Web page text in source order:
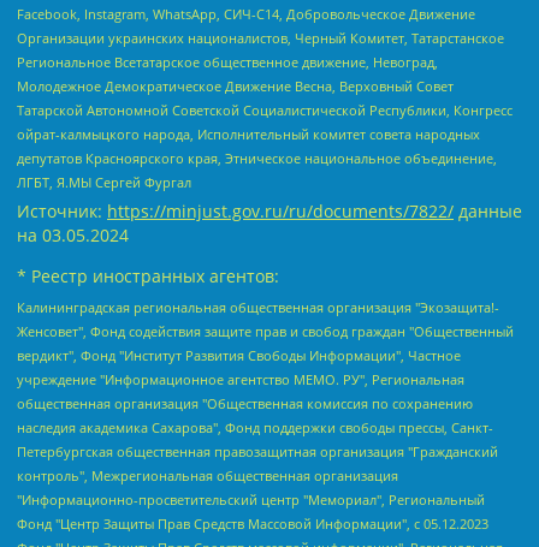
Facebook, Instagram, WhatsApp, СИЧ-С14, Добровольческое Движение
Организации украинских националистов, Черный Комитет, Татарстанское
Региональное Всетатарское общественное движение, Невоград,
Молодежное Демократическое Движение Весна, Верховный Совет
Татарской Автономной Советской Социалистической Республики, Конгресс
ойрат-калмыцкого народа, Исполнительный комитет совета народных
депутатов Красноярского края, Этническое национальное объединение,
ЛГБТ, Я.МЫ Сергей Фургал
Источник: https://minjust.gov.ru/ru/documents/7822/ данные
на 03.05.2024
* Реестр иностранных агентов:
Калининградская региональная общественная организация "Экозащита!-Женсовет", Фонд содействия защите прав и свобод граждан "Общественный вердикт", Фонд "Институт Развития Свободы Информации", Частное учреждение "Информационное агентство МЕМО. РУ", Региональная общественная организация "Общественная комиссия по сохранению наследия академика Сахарова", Фонд поддержки свободы прессы, Санкт-Петербургская общественная правозащитная организация "Гражданский контроль", Межрегиональная общественная организация "Информационно-просветительский центр "Мемориал", Региональный Фонд "Центр Защиты Прав Средств Массовой Информации", с 05.12.2023 Фонд "Центр Защиты Прав Средств массовой информации", Региональная общественная благотворительная организация помощи беженцам и мигрантам "Гражданское содействие", Негосударственное образовательное учреждение дополнительного профессионального образования (повышение квалификации) специалистов "АКАДЕМИЯ ПО ПРАВАМ ЧЕЛОВЕКА", Свердловская региональная общественная организация "Сутяжник", Автономная некоммерческая организация "Центр независимых социологических исследований", Союз общественных объединений "Российский исследовательский центр по правам человека", Региональное общественное учреждение научно-информационный центр "МЕМОРИАЛ", Некоммерческая организация "Фонд защиты гласности", Автономная некоммерческая организация "Институт прав человека", Городская общественная организация "Екатеринбургское общество "МЕМОРИАЛ", Городская общественная организация "Рязанское историко-просветительское и правозащитное общество "Мемориал" (Рязанский Мемориал), Челябинский региональный орган общественной самодеятельности – женское общественное объединение "Женщины Евразии", Челябинский региональный орган общественной самодеятельности "Уральская правозащитная группа", Фонд содействия защите здоровья и социальной справедливости имени Андрея Рылькова, Автономная Некоммерческая Организация "Аналитический Центр Юрия Левады", Автономная некоммерческая организация социальной поддержки населения "Проект Апрель", Региональная общественная организация помощи женщинам и детям, находящимся в кризисной ситуации "Информационно-методический центр "Анна", Фонд содействия развитию массовых коммуникаций и правовому просвещению "Так-так-Так", Фонд содействия устойчивому развитию "Серебряная тайга", Свердловский региональный общественный фонд социальных проектов "Новое время", "Idel.Реалии", Кавказ.Реалии, Крым.Реалии, Телеканал Настоящее Время, Татаро-башкирская служба Радио Свобода (Azatliq Radiosi), Радио Свободная Европа/Радио Свобода (PCE/PC), "Сибирь.Реалии", "Фактограф", Благотворительный фонд помощи осужденным и их семьям, Автономная некоммерческая организация "Институт глобализации и социальных движений", Фонд "В защиту прав заключенных", Частное учреждение "Центр поддержки и содействия развитию средств массовой информации", Пензенский региональный общественный благотворительный фонд "Гражданский союз", "Север.Реалии", Некоммерческая организация Фонд "Правовая инициатива", Общество с ограниченной ответственностью "Радио Свободная Европа/Радио Свобода", Чешское информационное агентство "MEDIUM-ORIENT", Красноярская региональная общественная организация "Мы против СПИДа", Камалягин Денис Николаевич, Маркелов Сергей Евгеньевич, Пономарев Лев Александрович, Савицкая Людмила Алексеевна, Автономная некоммерческая организация "Центр по работе с проблемой насилия "НАСИЛИЮ.НЕТ", Межрегиональный профессиональный союз работников здравоохранения "Альянс врачей", Юридическое лицо, зарегистрированное в Латвийской Республике, SIA "Medusa Project" (регистрационный номер 40103797863, дата регистрации 10.06.2014), Некоммерческая организация "Фонд по борьбе с коррупцией", Автономная некоммерческая организация "Институт права и публичной политики", Баданин Роман Сергеевич, Гликин Максим Александрович, Железнова Мария Михайловна, Лукьянова Юлия Сергеевна, Маетная Елизавета Витальевна, Маняхин Петр Борисович, Чуракова Ольга Владимировна, Ярош Юлия Петровна, Юридическое лицо "The Insider SIA", зарегистрированное в Риге, Латвийская Республика (дата регистрации 26.06.2015), являющееся администратором доменного имени интернет-издания "The Insider SIA", https://theins.ru, Постернак Алексей Евгеньевич, Рубин Михаил Аркадьевич, Анин Роман Александрович, Юридическое лицо Istories fonds, зарегистрированное в Латвийской Республике (регистрационный номер 50008295751, дата регистрации 24.02.2020), Великовский Дмитрий Александрович, Долинина Ирина Николаевна, Мароховская Алеся Алексеевна, Шлейнов Роман Юрьевич, Шмагун Олеся Валентиновна, Общество с ограниченной ответственностью "Альтаир 2021", Общество с ограниченной ответственностью "Вега 2021", Общество с ограниченной ответственностью "Главный редактор 2021", Общество с ограниченной ответственностью "Ромашки монолит", Важенков Артем Валерьевич, Ивановская областная общественная организация "Центр гендерных исследований", Гурман Юрий Альбертович, Медиапроект "ОВД-Инфо", Егоров Владимир Владимирович, Жилинский Владимир Александрович, Общество с ограниченной ответственностью "ЗП", Иванова София Юрьевна, Карезина Инна Павловна, Кильтау Екатерина Викторовна, Петров Алексей Викторович, Пискунов Сергей Евгеньевич, Смирнов Сергей Сергеевич, Тихонов Михаил Сергеевич, Общество с ограниченной ответственностью "ЖУРНАЛИСТ-ИНОСТРАННЫЙ АГЕНТ", Арапова Галина Юрьевна, Вольтская Татьяна Анатольевна, Американская компания "Mason G.E.S. Anonymous Foundation" (США), являющаяся владельцем интернет-издания https://mnews.world/, Компания "Stichting Bellingcat", зарегистрированная в Нидерландах (дата регистрации 11.07.2018), Захаров Андрей Вячеславович, Клепиковская Екатерина Дмитриевна, Общество с ограниченной ответственностью "МЕМО", Перл Роман Александрович, Симонов Евгений Алексеевич, Соловьева Елена Анатольевна, Сотников Даниил Владимирович, Сурначева Елизавета Дмитриевна, Автономная некоммерческая организация по защите прав человека и информированию населения "Якутия – Наше Мнение", Общество с ограниченной ответственностью "Москоу диджитал медиа", с 26.01.2023 Общество с ограниченной ответственностью "Чайка Белые сады", Ветошкина Валерия Валерьевна, Заговора Максим Александрович, Межрегиональное общественное движение "Российская ЛГБТ - сеть", Оленичев Максим Владимирович, Павлов Иван Юрьевич, Скворцова Елена Сергеевна, Общество с ограниченной ответственностью "Как бы инагент", Кочетков Игорь Викторович, Общество с ограниченной ответственностью "Честные выборы", Еланчик Олег Александрович, Общество с ограниченной ответственностью "Нобелевский призыв", Гималова Регина Эмилевна, Григорьев Андрей Валерьевич, Григорьева Алина Александровна, Ассоциация по содействию защите прав призывников, альтернативнослужащих и военнослужащих "Правозащитная группа "Гражданин.Армия.Право", Хисамова Регина Фаритовна, Автономная некоммерческая организация по реализации социально-правовых программ "Лилит", Дальневосточное общественное движение "Маяк", Санкт-Петербургская ЛГБТ-инициативная группа "Выход", Инициативная группа ЛГБТ+ "Реверс", Алексеев Андрей Викторович, Бекбулатова Таисия Львовна, Беляев Иван Михайлович, Владыкина Елена Сергеевна, Гельман Марат Александрович, Никульшина Вероника Юрьевна, Толоконникова Надежда Андреевна, Шендерович Виктор Анатольевич, Общество с ограниченной ответственностью "Данное сообщение", Общество с ограниченной ответственностью Издательский дом "Новая глава", Айнбиндер Александра Александровна, Московский комьюнити-центр для ЛГБТ+инициатив, Благотворительный фонд развития филантропии, Deutsche Welle (Германия, Kurt-Schumacher-Strasse 3, 53113 Bonn), Борзунова Мария Михайловна, Воробьев Виктор Викторович, Голубева Анна Львовна, Константинова Алла Михайловна, Малкова Ирина Владимировна, Мурадов Мурад Абдулгалимович, Осетинская Елизавета Николаевна, Понасенков Евгений Николаевич, Ганапольский Матвей Юрьевич, Киселев Евгений Алексеевич, Борухович Ирина Григорьевна, Дремин Иван Тимофеевич, Дубровский Дмитрий Викторович, Красноярская региональная общественная организация поддержки и развития альтернативных образовательных технологий и межкультурных коммуникаций "ИНТЕРРА", Маяковская Екатерина Алексеевна, Фейгин Марк Захарович, Филимонов Андрей Викторович, Дзугкоева Регина Николаевна, Доброхотов Роман Александрович, Дудь Юрий Александрович, Елкин Сергей Владимирович, Кругликов Кирилл Игоревич, Сабунаева Мария Леонидовна, Семенов Алексей Владимирович, Шаинян Карен Багратович, Шульман Екатерина Михайловна, Асафьев Артур Валерьевич, Вахштайн Виктор Семенович, Венедиктов Алексей Алексеевич, Лушникова Екатерина Евгеньевна, Волков Леонид Михайлович, Невзоров Александр Глебович, Пархоменко Сергей Борисович, Сироткин Ярослав Николаевич, Кара-Мурза Владимир Владимирович, Баранова Наталья Владимировна, Гозман Леонид Яковлевич, Кагарлицкий Борис Юльевич, Климарев Михаил Валерьевич, Милов Владимир Станиславович, Автономная некоммерческая организация Краснодарский центр современного искусства "Типография", Моргенштерн Алишер Тагирович, Соболь Любовь Эдуардовна, Общество с ограниченной ответственностью "ЛИЗА НОРМ", Каспаров Гарри Кимович, Ходорковский Михаил Борисович, Общество с ограниченной ответственностью "Апрельские тезисы", Данилович Ирина Брониславовна, Кашин Олег Владимирович, Петров Николай Владимирович, Пивоваров Алексей Владимирович, Соколов Михаил Владимирович, Цветкова Юлия Владимировна, Чичваркин Евгений Александрович, Комитет против пыток/Команда против пыток, Общество с ограниченной ответственностью "Первый научный", Общество с ограниченной ответственностью "Вертолет и ко", Белоцерковская Вероника Борисовна, Кац Максим Евгеньевич, Лазарева Татьяна Юрьевна, Шаведдинов Руслан Табризович, Яшин Илья Валерьевич, Общество с ограниченной ответственностью "Иноагент ААВ", Алешковский Дмитрий Петрович, Альбац Евгения Марковна, Быков Дмитрий Львович, Галямина Юлия Евгеньевна, Лойко Сергей Леонидович, Мартынов Кирилл Константинович, Медведев Сергей Александрович, Крашенинников Федор Геннадиевич, Гордеева Катерина Вл